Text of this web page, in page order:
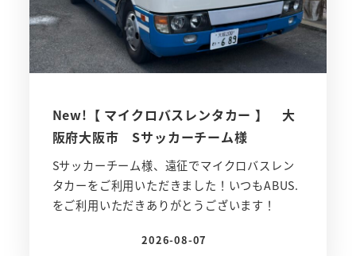
New!【 マイクロバスレンタカー 】 大
阪府大阪市 Sサッカーチーム様
Sサッカーチーム様、遠征でマイクロバスレン
タカーをご利用いただきました！いつもABUS.
をご利用いただきありがとうございます！
投稿日
2026-08-07